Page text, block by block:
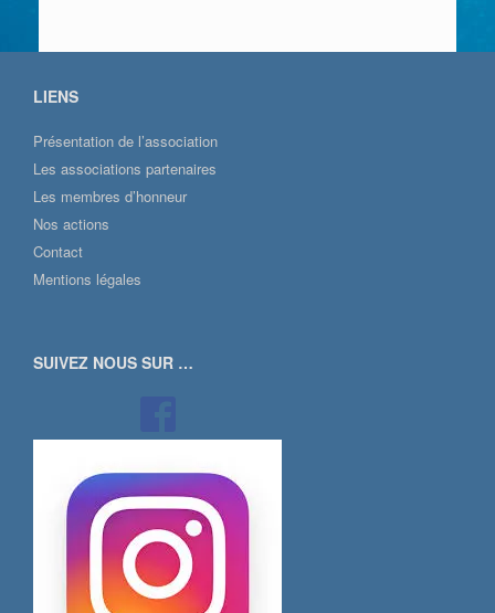
LIENS
Présentation de l’association
Les associations partenaires
Les membres d’honneur
Nos actions
Contact
Mentions légales
SUIVEZ NOUS SUR …